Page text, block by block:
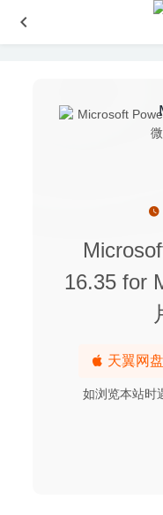
16.35 for
天翼网盘
如浏览本站时
Resolutionator 2.4 –
CAD迷你看图 4.0.0
2020-03-14
Rhinoceros 6.25
Sketch 67.2 中文版-